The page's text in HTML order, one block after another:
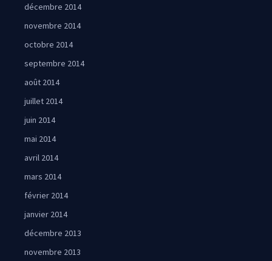
décembre 2014
novembre 2014
octobre 2014
septembre 2014
août 2014
juillet 2014
juin 2014
mai 2014
avril 2014
mars 2014
février 2014
janvier 2014
décembre 2013
novembre 2013